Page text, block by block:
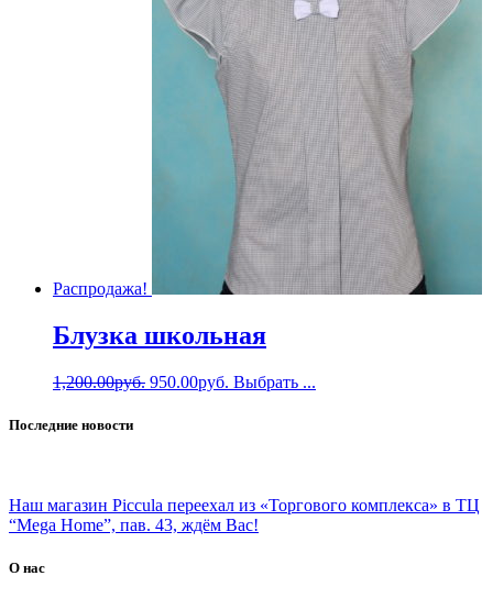
Распродажа!
Блузка школьная
1,200.00руб. 950.00руб. Выбрать ...
Последние новости
Наш магазин Piccula переехал из «Торгового комплекса» в ТЦ
“Mega Home”, пав. 43, ждём Вас!
О нас